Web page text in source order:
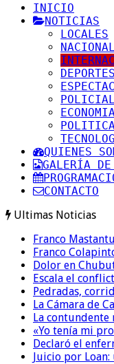
INICIO
NOTICIAS
LOCALES
DEPORTES
QUIENES
GALERÍA DE
CONTACTO
Ultimas Noticias
Franco
Franco
Dolor en
Escala el
Pedradas,
La Cámara de
La contundente
«Yo tenía mi
Declaró el
Juicio por